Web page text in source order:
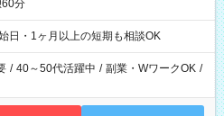
分
・1ヶ月以上の短期も相談OK
/ 40～50代活躍中 / 副業・WワークOK /